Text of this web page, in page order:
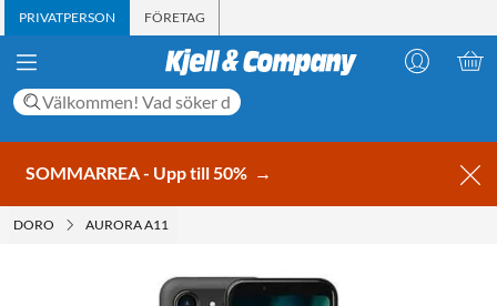
PRIVATPERSON FÖRETAG
SOMMARREA - Upp till 50% →
DORO AURORA A11